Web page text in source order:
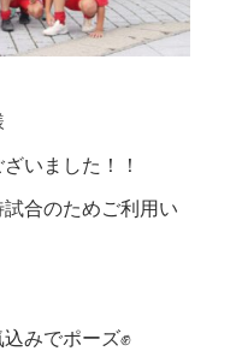
いました！！
合のためご利用い
みでポーズ✊